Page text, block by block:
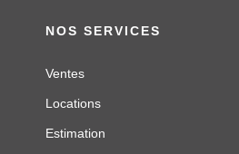
NOS SERVICES
Ventes
Locations
Estimation